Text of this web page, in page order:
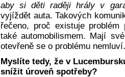
aby si děti raději hrály v
vyjíždět auta. Takových
řečeno, proč existuje
také automobilismem. Mají
otevřeně se o problému nemluví.
Myslíte tedy, že v
snížit úroveň spotřeby?